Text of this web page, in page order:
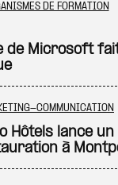
DE FORMATION
de Microsoft
COMMUNICATION
Hôtels lance un
à